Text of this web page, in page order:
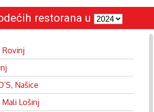
restorana u
Rovinj
Našice
Mali Lošinj